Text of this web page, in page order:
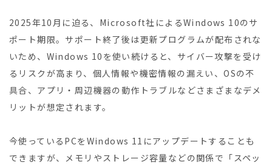
2025年10月に迫る、Microsoft社によるWindows 10のサ
ポート期限。サポート終了後は更新プログラムが配布されな
いため、Windows 10を使い続けると、サイバー攻撃を受け
るリスクが高まり、個人情報や機密情報の漏えい、OSの不
具合、アプリ・周辺機器の動作トラブルなどさまざまなデメ
リットが想定されます。
今使っているPCをWindows 11にアップデートすることも
できますが、メモリやストレージ容量などの関係で「スペッ